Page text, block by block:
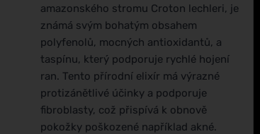
amazonského stromu Croton lechleri, je
známá svým bohatým obsahem
polyfenolů, mocných antioxidantů, a
taspínu, který podporuje rychlé hojení
ran. Tento přírodní elixír má výrazné
protizánětlivé účinky a podporuje
fibroblasty, což přispívá k obnově
pokožky poškozené například akné.